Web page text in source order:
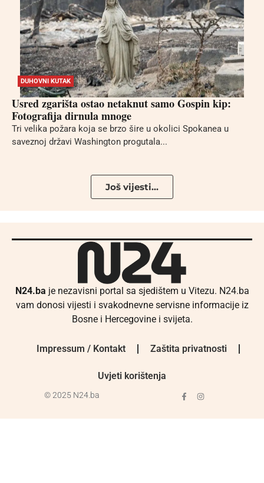
DUHOVNI KUTAK
Usred zgarišta ostao netaknut samo Gospin kip:
Fotografija dirnula mnoge
Tri velika požara koja se brzo šire u okolici Spokanea u
saveznoj državi Washington progutala...
Još vijesti...
N24.ba je nezavisni portal sa sjedištem u Vitezu. N24.ba
vam donosi vijesti i svakodnevne servisne informacije iz
Bosne i Hercegovine i svijeta.
Impressum / Kontakt Zaštita privatnosti
Uvjeti korištenja
© 2025 N24.ba